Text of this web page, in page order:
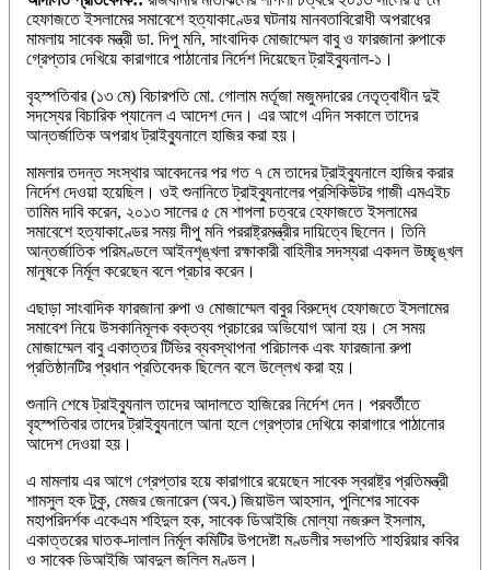
হেফাজতে ইসলামের সমাবেশে হত্যাকাণ্ডের ঘটনায় মানবতাবিরোধী অপরাধের
মামলায় সাবেক মন্ত্রী ডা. দিপু মনি, সাংবাদিক মোজাম্মেল বাবু ও ফারজানা রুপাকে
গ্রেপ্তার দেখিয়ে কারাগারে পাঠানোর নির্দেশ দিয়েছেন ট্রাইব্যুনাল-১।
বৃহস্পতিবার (১৩ মে) বিচারপতি মো. গোলাম মর্তূজা মজুমদারের নেতৃত্বাধীন দুই
সদস্যের বিচারিক প্যানেল এ আদেশ দেন। এর আগে এদিন সকালে তাদের
আন্তর্জাতিক অপরাধ ট্রাইব্যুনালে হাজির করা হয়।
মামলার তদন্ত সংস্থার আবেদনের পর গত ৭ মে তাদের ট্রাইব্যুনালে হাজির করার
নির্দেশ দেওয়া হয়েছিল। ওই শুনানিতে ট্রাইব্যুনালের প্রসিকিউটর গাজী এমএইচ
তামিম দাবি করেন, ২০১৩ সালের ৫ মে শাপলা চত্বরে হেফাজতে ইসলামের
সমাবেশে হত্যাকাণ্ডের সময় দীপু মনি পররাষ্ট্রমন্ত্রীর দায়িত্বে ছিলেন। তিনি
আন্তর্জাতিক পরিমণ্ডলে আইনশৃঙ্খলা রক্ষাকারী বাহিনীর সদস্যরা একদল উচ্ছৃঙ্খল
মানুষকে নির্মূল করেছেন বলে প্রচার করেন।
এছাড়া সাংবাদিক ফারজানা রুপা ও মোজাম্মেল বাবুর বিরুদ্ধে হেফাজতে ইসলামের
সমাবেশ নিয়ে উসকানিমূলক বক্তব্য প্রচারের অভিযোগ আনা হয়। সে সময়
মোজাম্মেল বাবু একাত্তর টিভির ব্যবস্থাপনা পরিচালক এবং ফারজানা রুপা
প্রতিষ্ঠানটির প্রধান প্রতিবেদক ছিলেন বলে উল্লেখ করা হয়।
শুনানি শেষে ট্রাইব্যুনাল তাদের আদালতে হাজিরের নির্দেশ দেন। পরবর্তীতে
বৃহস্পতিবার তাদের ট্রাইব্যুনালে আনা হলে গ্রেপ্তার দেখিয়ে কারাগারে পাঠানোর
আদেশ দেওয়া হয়।
এ মামলায় এর আগে গ্রেপ্তার হয়ে কারাগারে রয়েছেন সাবেক স্বরাষ্ট্র প্রতিমন্ত্রী
শামসুল হক টুকু, মেজর জেনারেল (অব.) জিয়াউল আহসান, পুলিশের সাবেক
মহাপরিদর্শক একেএম শহিদুল হক, সাবেক ডিআইজি মোল্যা নজরুল ইসলাম,
একাত্তরের ঘাতক-দালাল নির্মূল কমিটির উপদেষ্টা মণ্ডলীর সভাপতি শাহরিয়ার কবির
ও সাবেক ডিআইজি আবদুল জলিল মণ্ডল।